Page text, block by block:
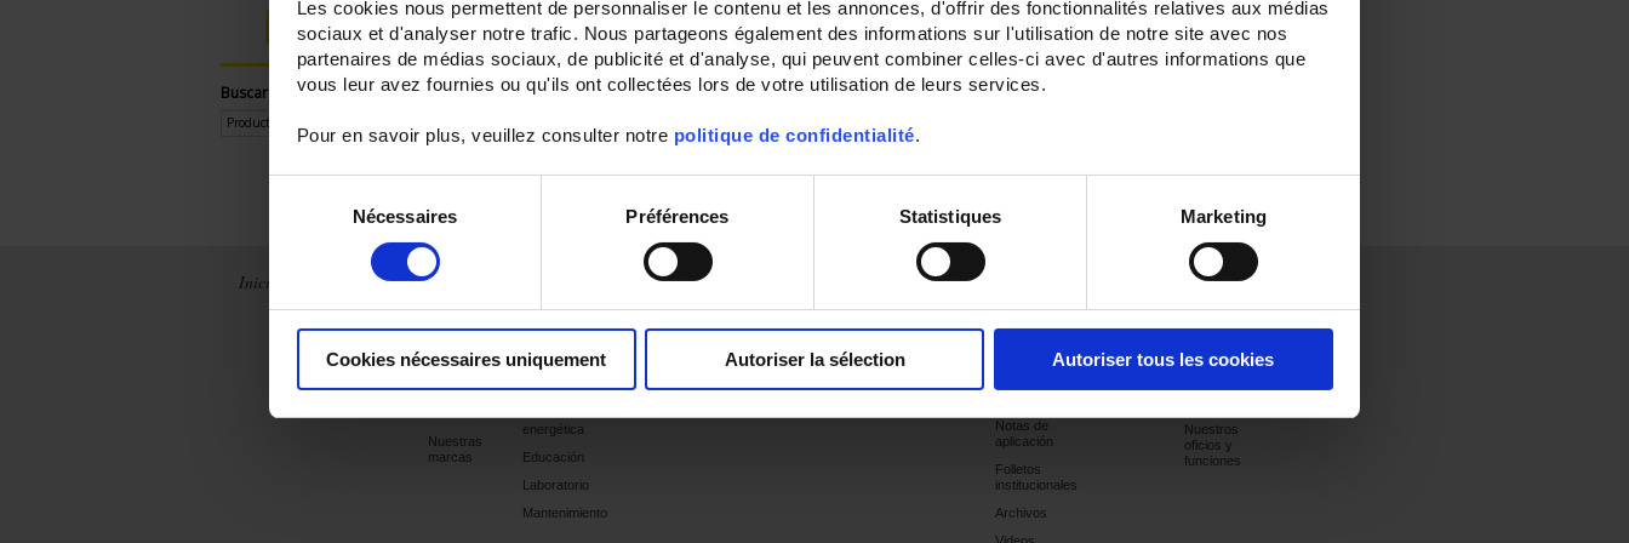
Les cookies nous permettent de personnaliser le contenu et les annonces, d'offrir des fonctionnalités relatives aux médias
sociaux et d'analyser notre trafic. Nous partageons également des informations sur l'utilisation de notre site avec nos
partenaires de médias sociaux, de publicité et d'analyse, qui peuvent combiner celles-ci avec d'autres informations que
vous leur avez fournies ou qu'ils ont collectées lors de votre utilisation de leurs services.
Pour en savoir plus, veuillez consulter notre politique de confidentialité.
consentement
Nécessaires Préférences Statistiques Marketing
Cookies nécessaires uniquement Autoriser la sélection Autoriser tous les cookies
Iniciar sesión
Buscar:
Inicio Noticias
Archivos
Francia
La empresa
Chauvin
Producción
integrada
Nuestras
marcas
Sector
Diagnósticos
y Controles
energética
Educación
Laboratorio
Mantenimiento
Productos
Productos
Suporte
Últimas
Catálogos
Notas de
aplicación
Folletos
institucionales
Archivos
Comunicados
Resumen de
Empleo
Espacio de
empleo
Nuestros
oficios y
funciones
Francia